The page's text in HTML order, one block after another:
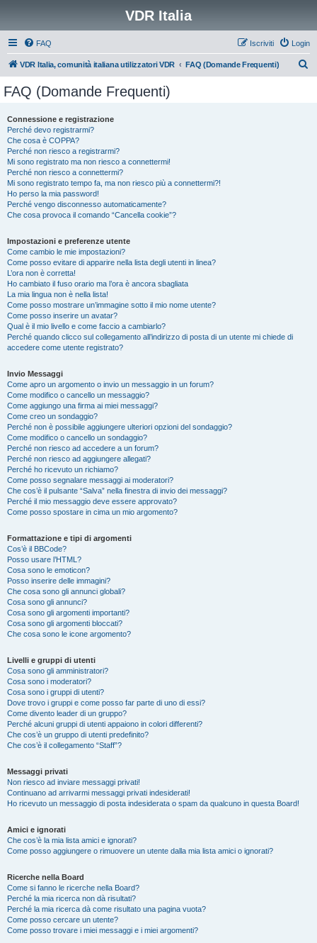
VDR Italia
FAQ Login
Iscriviti
VDR Italia, comunità italiana utilizzatori VDR FAQ (Domande Frequenti)
FAQ (Domande Frequenti)
Connessione e registrazione
Perché devo registrarmi?
Che cosa è COPPA?
Perché non riesco a registrarmi?
Mi sono registrato ma non riesco a connettermi!
Perché non riesco a connettermi?
Mi sono registrato tempo fa, ma non riesco più a connettermi?!
Ho perso la mia password!
Perché vengo disconnesso automaticamente?
Che cosa provoca il comando “Cancella cookie”?
Impostazioni e preferenze utente
Come cambio le mie impostazioni?
Come posso evitare di apparire nella lista degli utenti in linea?
L’ora non è corretta!
Ho cambiato il fuso orario ma l’ora è ancora sbagliata
La mia lingua non è nella lista!
Come posso mostrare un’immagine sotto il mio nome utente?
Come posso inserire un avatar?
Qual è il mio livello e come faccio a cambiarlo?
Perché quando clicco sul collegamento all’indirizzo di posta di un utente mi chiede di
accedere come utente registrato?
Invio Messaggi
Come apro un argomento o invio un messaggio in un forum?
Come modifico o cancello un messaggio?
Come aggiungo una firma ai miei messaggi?
Come creo un sondaggio?
Perché non è possibile aggiungere ulteriori opzioni del sondaggio?
Come modifico o cancello un sondaggio?
Perché non riesco ad accedere a un forum?
Perché non riesco ad aggiungere allegati?
Perché ho ricevuto un richiamo?
Come posso segnalare messaggi ai moderatori?
Che cos’è il pulsante “Salva” nella finestra di invio dei messaggi?
Perché il mio messaggio deve essere approvato?
Come posso spostare in cima un mio argomento?
Formattazione e tipi di argomenti
Cos’è il BBCode?
Posso usare l’HTML?
Cosa sono le emoticon?
Posso inserire delle immagini?
Che cosa sono gli annunci globali?
Cosa sono gli annunci?
Cosa sono gli argomenti importanti?
Cosa sono gli argomenti bloccati?
Che cosa sono le icone argomento?
Livelli e gruppi di utenti
Cosa sono gli amministratori?
Cosa sono i moderatori?
Cosa sono i gruppi di utenti?
Dove trovo i gruppi e come posso far parte di uno di essi?
Come divento leader di un gruppo?
Perché alcuni gruppi di utenti appaiono in colori differenti?
Che cos’è un gruppo di utenti predefinito?
Che cos’è il collegamento “Staff”?
Messaggi privati
Non riesco ad inviare messaggi privati!
Continuano ad arrivarmi messaggi privati indesiderati!
Ho ricevuto un messaggio di posta indesiderata o spam da qualcuno in questa Board!
Amici e ignorati
Che cos’è la mia lista amici e ignorati?
Come posso aggiungere o rimuovere un utente dalla mia lista amici o ignorati?
Ricerche nella Board
Come si fanno le ricerche nella Board?
Perché la mia ricerca non dà risultati?
Perché la mia ricerca dà come risultato una pagina vuota?
Come posso cercare un utente?
Come posso trovare i miei messaggi e i miei argomenti?